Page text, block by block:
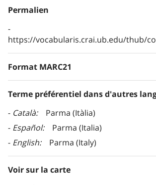
Permalien
https://vocabularis.crai.ub.edu/thub/
Format MARC21
Terme préférentiel dans d'autres
Català
Parma (Itàlia)
Español
Parma (Italia)
English
Parma (Italy)
Voir sur la carte